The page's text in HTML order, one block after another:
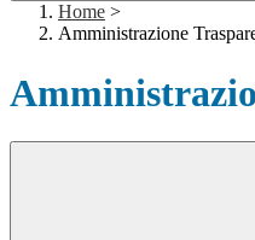
Home >
Amministrazione